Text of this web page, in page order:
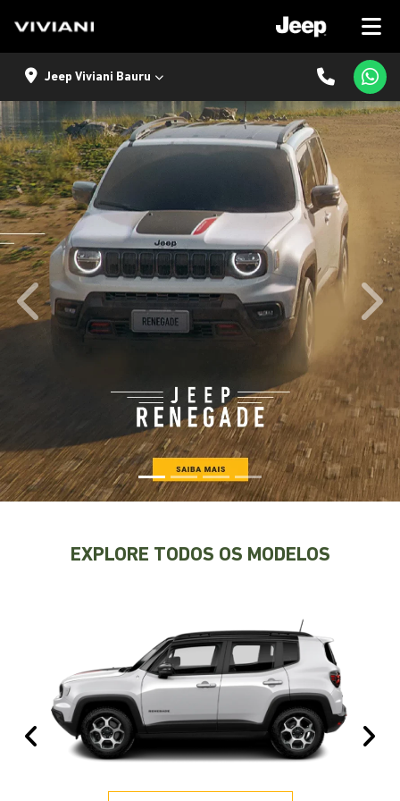
Jeep Viviani Bauru